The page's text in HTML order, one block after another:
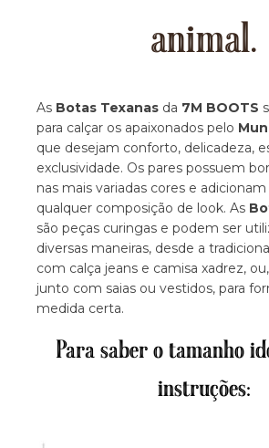
animal.
As Botas Texanas da 7M BOOTS
para calçar os apaixonados pelo
que desejam conforto, delicadeza,
exclusividade. Os pares possuem
nas mais variadas cores e
qualquer composição de look. As
são peças curingas e podem ser
diversas maneiras, desde a
com calça jeans e camisa xadrez,
junto com saias ou vestidos, para
medida certa.
Para saber o tamanho
instruções: